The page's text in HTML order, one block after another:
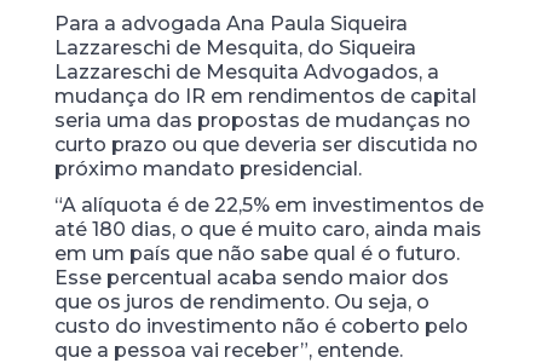
Para a advogada Ana Paula Siqueira
Lazzareschi de Mesquita, do Siqueira
Lazzareschi de Mesquita Advogados, a
mudança do IR em rendimentos de capital
seria uma das propostas de mudanças no
curto prazo ou que deveria ser discutida no
próximo mandato presidencial.
“A alíquota é de 22,5% em investimentos de
até 180 dias, o que é muito caro, ainda mais
em um país que não sabe qual é o futuro.
Esse percentual acaba sendo maior dos
que os juros de rendimento. Ou seja, o
custo do investimento não é coberto pelo
que a pessoa vai receber”, entende.